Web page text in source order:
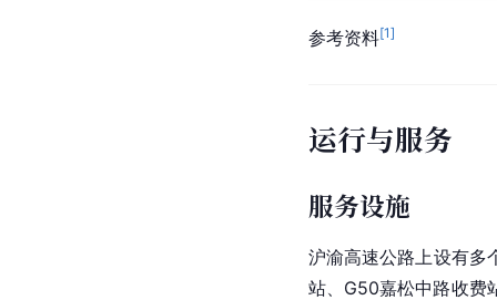
参考资料[1]
运行与服务
服务设施
沪渝高速公路上设有多
站、G50嘉松中路收费